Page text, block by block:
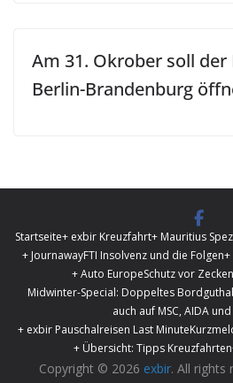
Am 31. Okrober soll der
Berlin-Brandenburg
Startseite+ exbir Kreuzfahrt+ Mauritius
+ JournawayFTI Insolvenz und die Folgen
+ Auto EuropeSchutz vor
Midwinter-Special: Doppeltes
auch auf MSC, AIDA
+ exbir Pauschalreisen Last Minute
+ Übersicht: Tipps Kreuzfahrten
Copyright © 2026 exbir. All rights